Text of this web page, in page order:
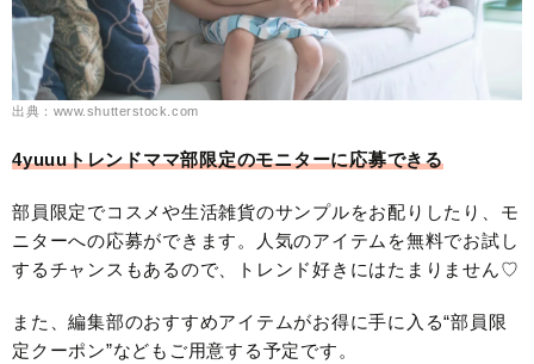
出典：www.shutterstock.com
4yuuuトレンドママ部限定のモニターに応募できる
部員限定でコスメや生活雑貨のサンプルをお配りしたり、モ
ニターへの応募ができます。人気のアイテムを無料でお試し
するチャンスもあるので、トレンド好きにはたまりません♡
また、編集部のおすすめアイテムがお得に手に入る“部員限
定クーポン”などもご用意する予定です。